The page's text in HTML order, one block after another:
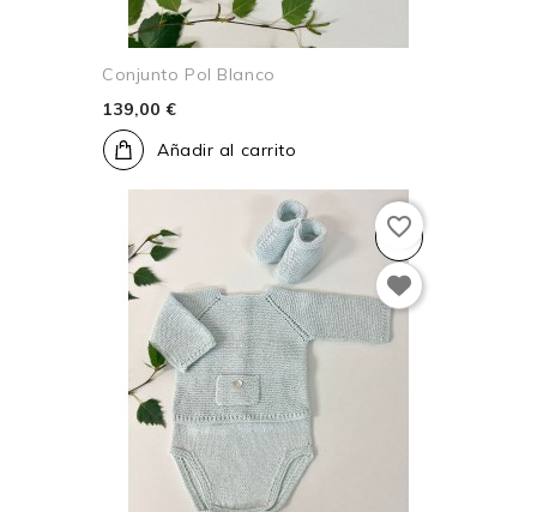
Conjunto Pol Blanco
139,00 €
Añadir al carrito
favorite_border